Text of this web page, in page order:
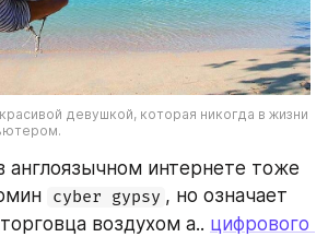
девушкой, которая никогда в жизни
англоязычном интернете тоже
cyber gypsy , но означает
воздухом а.. цифрового